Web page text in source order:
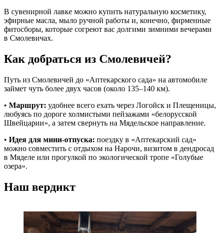
В сувенирной лавке можно купить натуральную косметику,
эфирные масла, мыло ручной работы и, конечно, фирменные
фитосборы, которые согреют вас долгими зимними вечерами
в Смолевичах.
Как добраться из Смолевичей?
Путь из Смолевичей до «Аптекарского сада» на автомобиле
займет чуть более двух часов (около 135–140 км).
• Маршрут: удобнее всего ехать через Логойск и Плещеницы,
любуясь по дороге холмистыми пейзажами «белорусской
Швейцарии», а затем свернуть на Мядельское направление.
• Идея для мини-отпуска: поездку в «Аптекарский сад»
можно совместить с отдыхом на Нарочи, визитом в дендросад
в Мяделе или прогулкой по экологической тропе «Голубые
озера».
Наш вердикт